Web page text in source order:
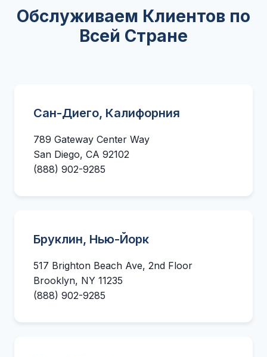
Обслуживаем Клиентов по
Всей Стране
Сан-Диего, Калифорния
789 Gateway Center Way
San Diego, CA 92102
(888) 902-9285
Бруклин, Нью-Йорк
517 Brighton Beach Ave, 2nd Floor
Brooklyn, NY 11235
(888) 902-9285